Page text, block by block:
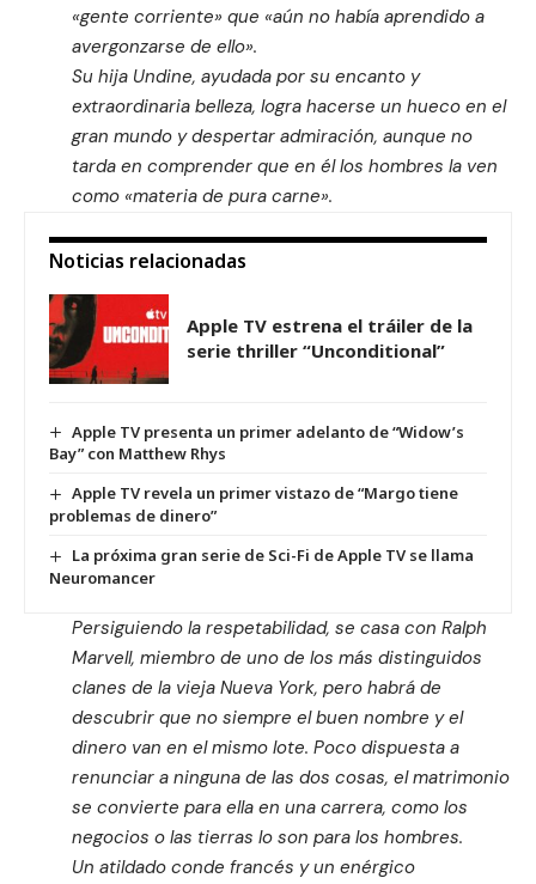
«gente corriente» que «aún no había aprendido a
avergonzarse de ello».
Su hija Undine, ayudada por su encanto y
extraordinaria belleza, logra hacerse un hueco en el
gran mundo y despertar admiración, aunque no
tarda en comprender que en él los hombres la ven
como «materia de pura carne».
Noticias relacionadas
Apple TV estrena el tráiler de la
serie thriller “Unconditional”
Apple TV presenta un primer adelanto de “Widow’s
Bay” con Matthew Rhys
Apple TV revela un primer vistazo de “Margo tiene
problemas de dinero”
La próxima gran serie de Sci-Fi de Apple TV se llama
Neuromancer
Persiguiendo la respetabilidad, se casa con Ralph
Marvell, miembro de uno de los más distinguidos
clanes de la vieja Nueva York, pero habrá de
descubrir que no siempre el buen nombre y el
dinero van en el mismo lote. Poco dispuesta a
renunciar a ninguna de las dos cosas, el matrimonio
se convierte para ella en una carrera, como los
negocios o las tierras lo son para los hombres.
Un atildado conde francés y un enérgico